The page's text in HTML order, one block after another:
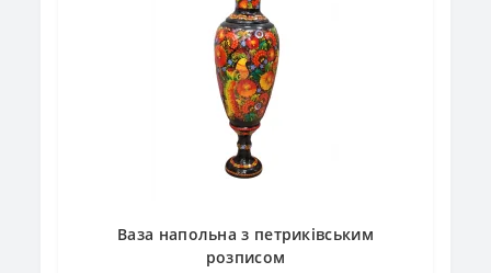
Ваза напольна з петриківським
розписом